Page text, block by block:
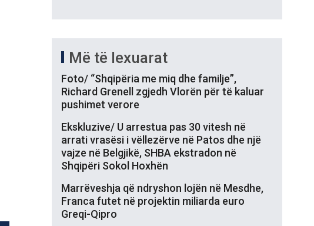
Më të lexuarat
Foto/ “Shqipëria me miq dhe familje”,
Richard Grenell zgjedh Vlorën për të kaluar
pushimet verore
Ekskluzive/ U arrestua pas 30 vitesh në
arrati vrasësi i vëllezërve në Patos dhe një
vajze në Belgjikë, SHBA ekstradon në
Shqipëri Sokol Hoxhën
Marrëveshja që ndryshon lojën në Mesdhe,
Franca futet në projektin miliarda euro
Greqi-Qipro